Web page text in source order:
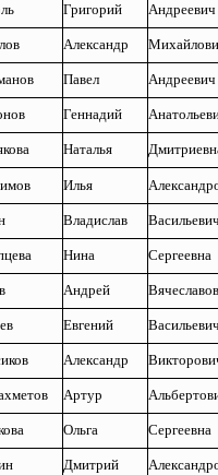
Григорий Андреевич
Александр
Павел Андреевич
Геннадий
Наталья
Илья
Владислав
Нина Сергеевна
Андрей
Евгений
Александр
Артур
Ольга Сергеевна
Дмитрий